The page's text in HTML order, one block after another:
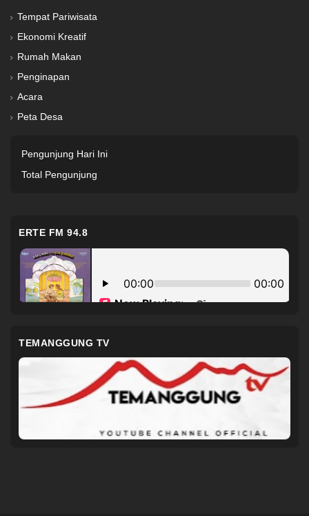
Tempat Pariwisata
Ekonomi Kreatif
Rumah Makan
Penginapan
Acara
Peta Desa
Pengunjung Hari Ini
Total Pengunjung
ERTE FM 94.8
TEMANGGUNG TV